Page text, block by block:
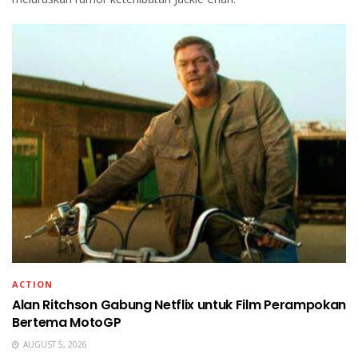
ACTION
Alan Ritchson Gabung Netflix untuk Film Perampokan
Bertema MotoGP
AUGUST 5, 2026